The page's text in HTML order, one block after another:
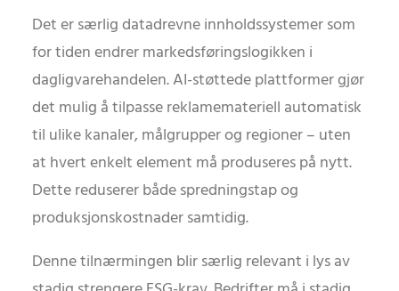
Det er særlig datadrevne innholdssystemer som
for tiden endrer markedsføringslogikken i
dagligvarehandelen. AI-støttede plattformer gjør
det mulig å tilpasse reklamemateriell automatisk
til ulike kanaler, målgrupper og regioner – uten
at hvert enkelt element må produseres på nytt.
Dette reduserer både spredningstap og
produksjonskostnader samtidig.
Denne tilnærmingen blir særlig relevant i lys av